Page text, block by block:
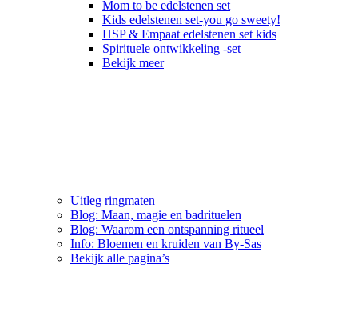
Mom to be edelstenen set
Kids edelstenen set-you go sweety!
HSP & Empaat edelstenen set kids
Spirituele ontwikkeling -set
Bekijk meer
Uitleg ringmaten
Blog: Maan, magie en badrituelen
Blog: Waarom een ontspanning ritueel
Info: Bloemen en kruiden van By-Sas
Bekijk alle pagina’s